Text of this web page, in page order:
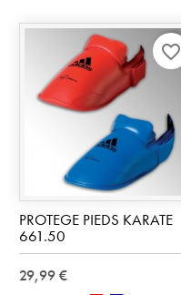
PROTEGE PIEDS KARATE
661.50
29,99 €
favorite_border